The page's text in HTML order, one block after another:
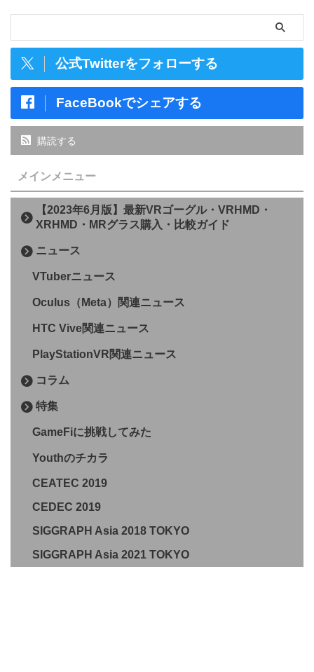
公式Twitterをフォローする
FaceBookでシェアする
購読する
メインメニュー
【2023年6月版】最新VRゴーグル・VRHMD・
XRHMD・MRグラス購入・比較ガイド
ニュース
VTuberニュース
Oculus（Meta）関連ニュース
HTC Vive関連ニュース
PlayStationVR関連ニュース
コラム
特集
GameFiに挑戦してみた
Youthのチカラ
CEATEC 2019
CEDEC 2019
SIGGRAPH Asia 2018 TOKYO
SIGGRAPH Asia 2021 TOKYO